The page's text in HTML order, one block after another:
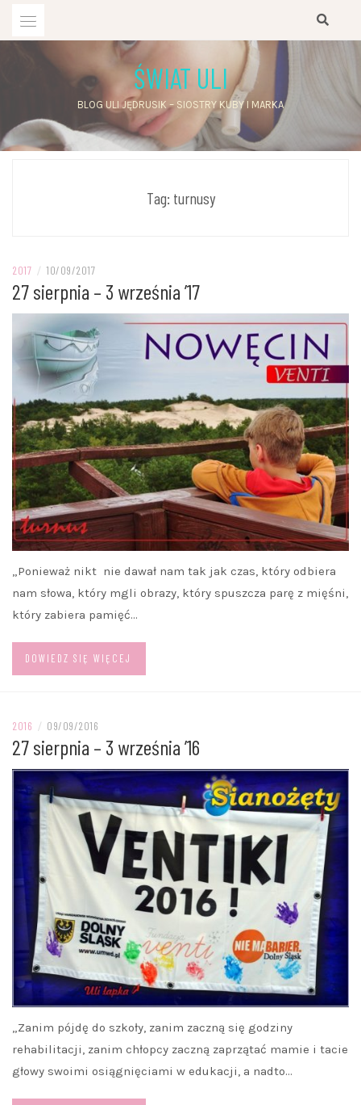
ŚWIAT ULI
BLOG ULI JĘDRUSIK – SIOSTRY KUBY I MARKA
Tag: turnusy
2017 / 10/09/2017
27 sierpnia – 3 września ’17
„Ponieważ nikt nie dawał nam tak jak czas, który odbiera
nam słowa, który mgli obrazy, który spuszcza parę z mięśni,
który zabiera pamięć…
DOWIEDZ SIĘ WIĘCEJ
2016 / 09/09/2016
27 sierpnia – 3 września ’16
„Zanim pójdę do szkoły, zanim zaczną się godziny
rehabilitacji, zanim chłopcy zaczną zaprzątać mamie i tacie
głowy swoimi osiągnięciami w edukacji, a nadto…